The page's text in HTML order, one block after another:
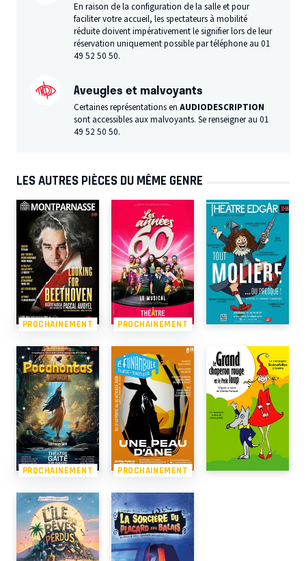
En raison de la configuration de la salle et pour
faciliter votre accueil, les spectateurs à mobilité
réduite doivent impérativement le signifier lors de leur
réservation uniquement possible par téléphone au 01
49 52 50 50.
Aveugles et malvoyants
Certaines représentations enAUDIODESCRIPTION
sont accessibles aux malvoyants. Se renseigner au 01
49 52 50 50.
LES AUTRES PIÈCES DU MÊME GENRE
PROCHAINEMENT PROCHAINEMENT
PROCHAINEMENT PROCHAINEMENT